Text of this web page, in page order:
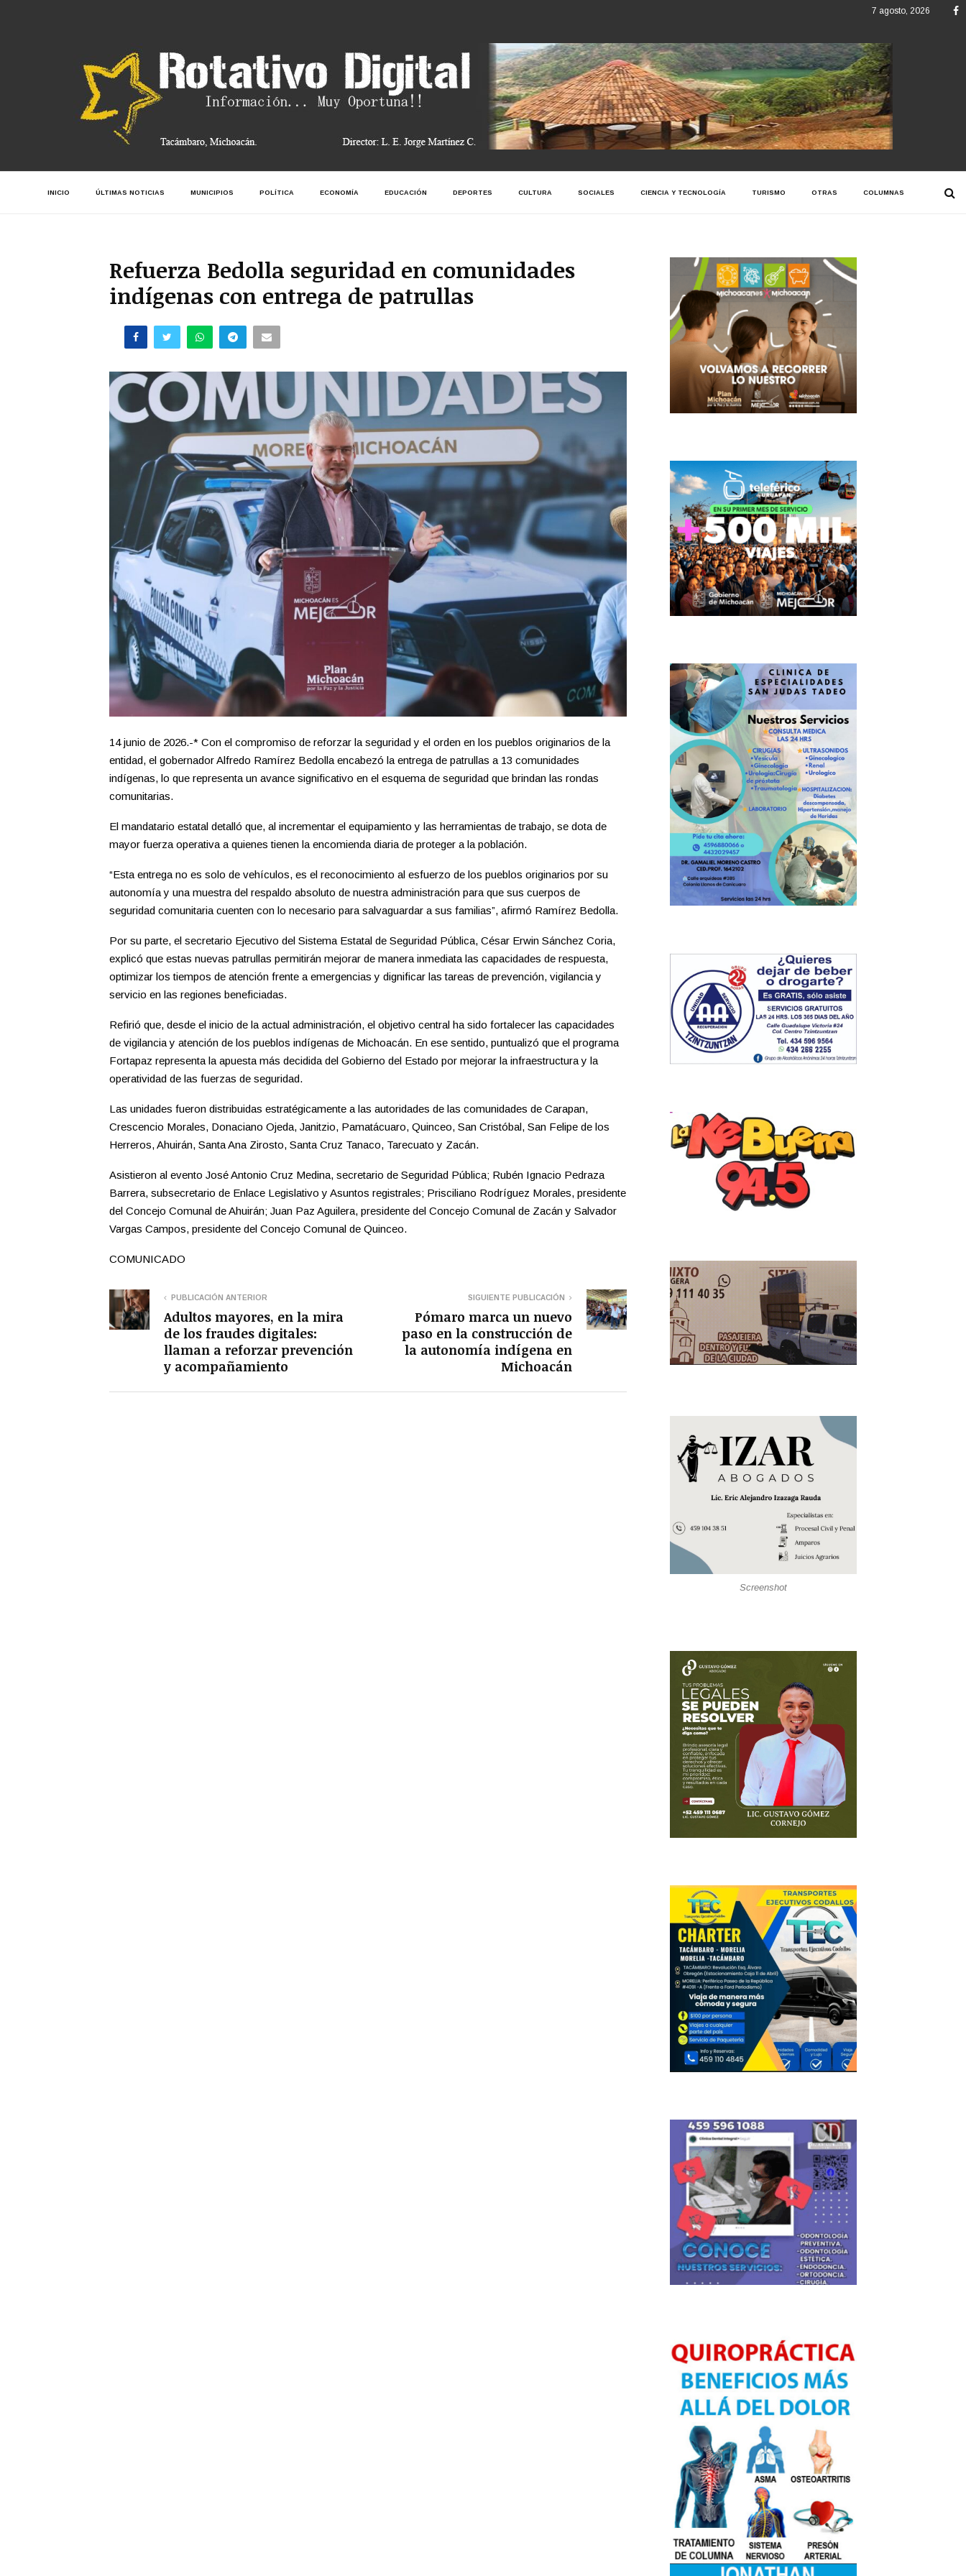
7 agosto, 2026
INICIO ÚLTIMAS NOTICIAS MUNICIPIOS POLÍTICA ECONOMÍA EDUCACIÓN DEPORTES CULTURA SOCIALES CIENCIA Y TECNOLOGÍA TURISMO OTRAS COLUMNAS
Refuerza Bedolla seguridad en comunidades
indígenas con entrega de patrullas
14 junio de 2026.-* Con el compromiso de reforzar la seguridad y el orden en los pueblos originarios de la
entidad, el gobernador Alfredo Ramírez Bedolla encabezó la entrega de patrullas a 13 comunidades
indígenas, lo que representa un avance significativo en el esquema de seguridad que brindan las rondas
comunitarias.
El mandatario estatal detalló que, al incrementar el equipamiento y las herramientas de trabajo, se dota de
mayor fuerza operativa a quienes tienen la encomienda diaria de proteger a la población.
“Esta entrega no es solo de vehículos, es el reconocimiento al esfuerzo de los pueblos originarios por su
autonomía y una muestra del respaldo absoluto de nuestra administración para que sus cuerpos de
seguridad comunitaria cuenten con lo necesario para salvaguardar a sus familias”, afirmó Ramírez Bedolla.
Por su parte, el secretario Ejecutivo del Sistema Estatal de Seguridad Pública, César Erwin Sánchez Coria,
explicó que estas nuevas patrullas permitirán mejorar de manera inmediata las capacidades de respuesta,
optimizar los tiempos de atención frente a emergencias y dignificar las tareas de prevención, vigilancia y
servicio en las regiones beneficiadas.
Refirió que, desde el inicio de la actual administración, el objetivo central ha sido fortalecer las capacidades
de vigilancia y atención de los pueblos indígenas de Michoacán. En ese sentido, puntualizó que el programa
Fortapaz representa la apuesta más decidida del Gobierno del Estado por mejorar la infraestructura y la
operatividad de las fuerzas de seguridad.
Las unidades fueron distribuidas estratégicamente a las autoridades de las comunidades de Carapan,
Crescencio Morales, Donaciano Ojeda, Janitzio, Pamatácuaro, Quinceo, San Cristóbal, San Felipe de los
Herreros, Ahuirán, Santa Ana Zirosto, Santa Cruz Tanaco, Tarecuato y Zacán.
Asistieron al evento José Antonio Cruz Medina, secretario de Seguridad Pública; Rubén Ignacio Pedraza
Barrera, subsecretario de Enlace Legislativo y Asuntos registrales; Prisciliano Rodríguez Morales, presidente
del Concejo Comunal de Ahuirán; Juan Paz Aguilera, presidente del Concejo Comunal de Zacán y Salvador
Vargas Campos, presidente del Concejo Comunal de Quinceo.
COMUNICADO
PUBLICACIÓN ANTERIOR
Adultos mayores, en la mira
de los fraudes digitales:
llaman a reforzar prevención
y acompañamiento
SIGUIENTE PUBLICACIÓN
Pómaro marca un nuevo
paso en la construcción de
la autonomía indígena en
Michoacán
Screenshot